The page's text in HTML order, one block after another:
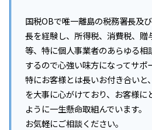
国税OBで唯一離島の税務署長及
長を経験し、所得税、消費税、贈
等、特に個人事業者のあらゆる相
するので心強い味方になってサポ
特にお客様とは長いお付き合いと
を大事に心がけており、お客様に
ように一生懸命取組んでいます。
お気軽にご相談ください。